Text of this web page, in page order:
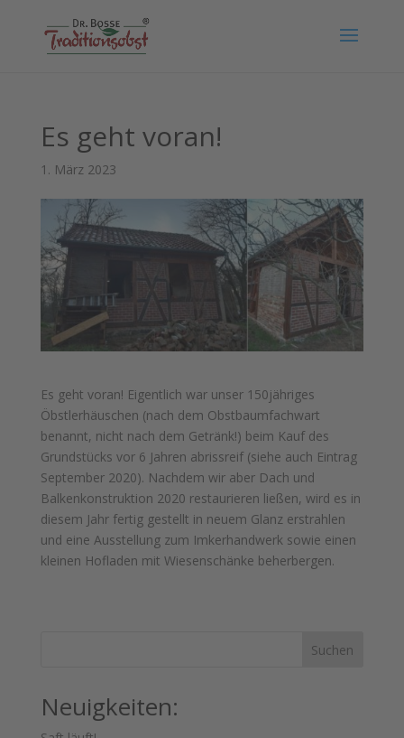
Es geht voran!
1. März 2023
Es geht voran! Eigentlich war unser 150jähriges
Öbstlerhäuschen (nach dem Obstbaumfachwart
benannt, nicht nach dem Getränk!) beim Kauf des
Grundstücks vor 6 Jahren abrissreif (siehe auch Eintrag
September 2020). Nachdem wir aber Dach und
Balkenkonstruktion 2020 restaurieren ließen, wird es in
diesem Jahr fertig gestellt in neuem Glanz erstrahlen
und eine Ausstellung zum Imkerhandwerk sowie einen
kleinen Hofladen mit Wiesenschänke beherbergen.
Suchen
Neuigkeiten: